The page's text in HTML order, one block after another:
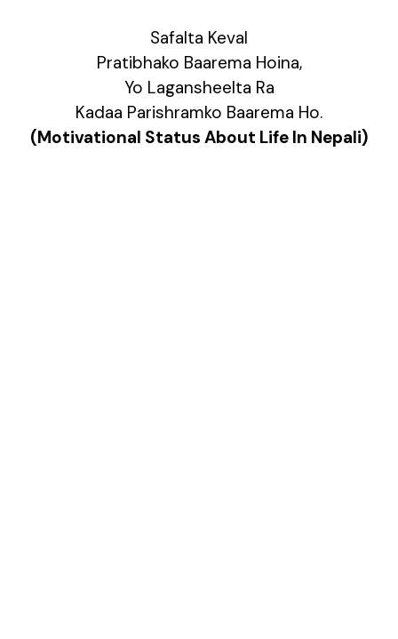
Safalta Keval
Pratibhako Baarema Hoina,
Yo Lagansheelta Ra
Kadaa Parishramko Baarema Ho.
(Motivational Status About Life In Nepali)